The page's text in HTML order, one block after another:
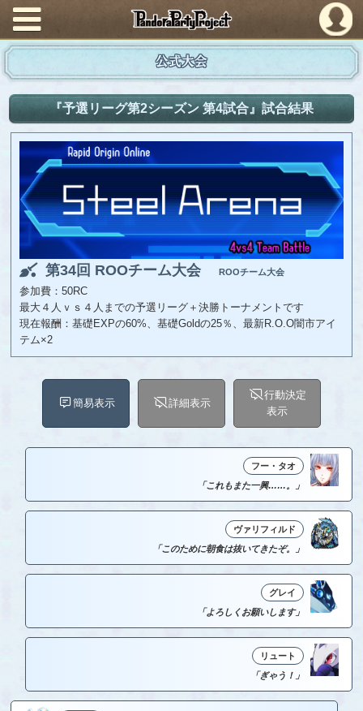
PandoraPartyProject
公式大会
『予選リーグ第2シーズン 第4試合』試合結果
第34回 ROOチーム大会 ROOチーム大会
参加費：50RC
最大４人ｖｓ４人までの予選リーグ＋決勝トーナメントです
現在報酬：基礎EXPの60%、基礎Goldの25％、最新R.O.O闇市アイ
テム×2
簡易表示 詳細表示
行動決定
表示
フー・タオ
「これもまた一興……。」
ヴァリフィルド
「このために朝食は抜いてきたぞ。」
グレイ
「よろしくお願いします」
リュート
「ぎゃう！」